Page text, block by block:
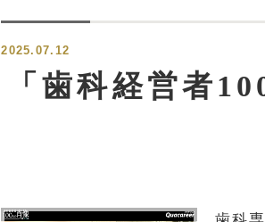
2025.07.12
「歯科経営者